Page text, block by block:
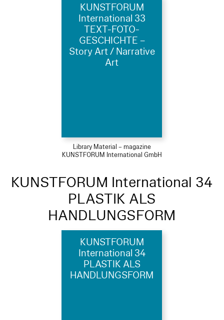
KUNSTFORUM
International 33
TEXT-FOTO-
GESCHICHTE –
Story Art / Narrative
Art
Library Material – magazine
KUNSTFORUM International GmbH
KUNSTFORUM International 34
PLASTIK ALS
HANDLUNGSFORM
KUNSTFORUM
International 34
PLASTIK ALS
HANDLUNGSFORM